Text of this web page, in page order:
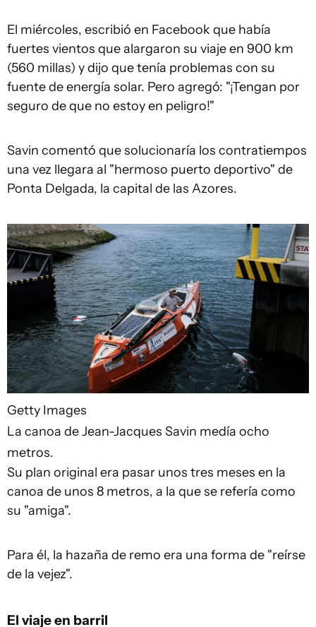
El miércoles, escribió en Facebook que había
fuertes vientos que alargaron su viaje en 900 km
(560 millas) y dijo que tenía problemas con su
fuente de energía solar. Pero agregó: "¡Tengan por
seguro de que no estoy en peligro!"
Savin comentó que solucionaría los contratiempos
una vez llegara al "hermoso puerto deportivo" de
Ponta Delgada, la capital de las Azores.
Getty Images
La canoa de Jean-Jacques Savin medía ocho
metros.
Su plan original era pasar unos tres meses en la
canoa de unos 8 metros, a la que se refería como
su "amiga".
Para él, la hazaña de remo era una forma de "reírse
de la vejez".
El viaje en barril